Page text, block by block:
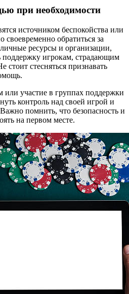
при необходимости
источником беспокойства или
обратиться за
ресурсы и организации,
поддержку игрокам, страдающим
стоит стесняться признавать
участие в группах поддержки
контроль над своей игрой и
помнить, что безопасность и
на первом месте.